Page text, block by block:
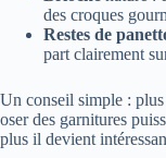
des croques
Restes de
part clairement
Un conseil simple :
oser des garnitures
plus il devient